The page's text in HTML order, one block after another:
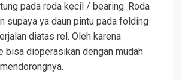
pada roda kecil / bearing. Roda
supaya ya daun pintu pada folding
diatas rel. Oleh karena
bisa dioperasikan dengan mudah